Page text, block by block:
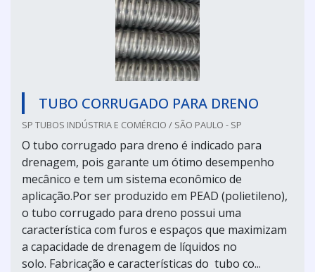
TUBO CORRUGADO PARA DRENO
SP TUBOS INDÚSTRIA E COMÉRCIO / SÃO PAULO - SP
O tubo corrugado para dreno é indicado para
drenagem, pois garante um ótimo desempenho
mecânico e tem um sistema econômico de
aplicação.Por ser produzido em PEAD (polietileno),
o tubo corrugado para dreno possui uma
característica com furos e espaços que maximizam
a capacidade de drenagem de líquidos no
solo. Fabricação e características do tubo co...